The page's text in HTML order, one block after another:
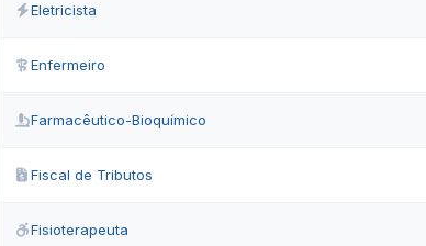
Eletricista
Enfermeiro
Farmacêutico-Bioquímico
Fiscal de Tributos
Fisioterapeuta